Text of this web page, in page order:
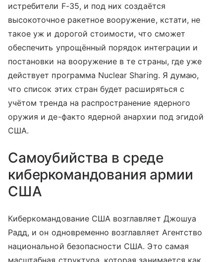
истребители F-35, и под них создаётся
высокоточное ракетное вооружение, кстати, не
такое уж и дорогой стоимости, что сможет
обеспечить упрощённый порядок интеграции и
постановки на вооружение в те страны, где уже
действует программа Nuclear Sharing. Я думаю,
что список этих стран будет расширяться с
учётом тренда на распространение ядерного
оружия и де-факто ядерной анархии под эгидой
США.
Самоубийства в среде
киберкомандования армии
США
Киберкомандование США возглавляет Джошуа
Радд, и он одновременно возглавляет Агентство
национальной безопасности США. Это самая
масштабная структура, которая занимается как